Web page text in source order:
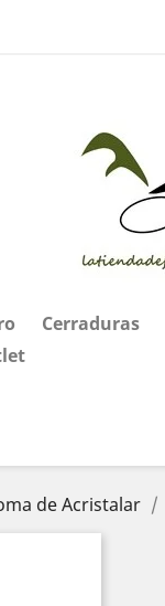
Cerraduras
de Acristalar